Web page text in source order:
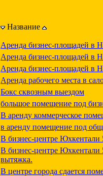
Название
Аренда бизнес-площадей в
Аренда бизнес-площадей в
Аренда бизнес-площадей в
Аренда рабочего места в
Бокс сквозным выездом
большое помещение под
В аренду коммерческое
в аренду помещение под
В бизнес-центре Юхкентали
В бизнес-центре Юхкентали
вытяжка.
В центре города сдается